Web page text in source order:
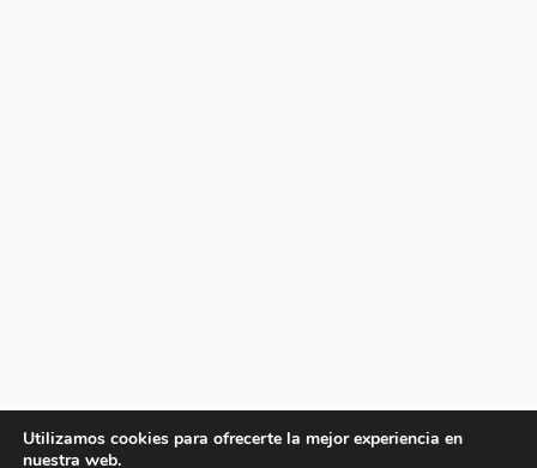
Utilizamos cookies para ofrecerte la mejor experiencia en
nuestra web.